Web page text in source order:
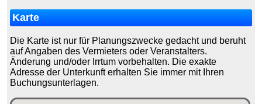
Karte
Die Karte ist nur für Planungszwecke gedacht und beruht
auf Angaben des Vermieters oder Veranstalters.
Änderung und/oder Irrtum vorbehalten. Die exakte
Adresse der Unterkunft erhalten Sie immer mit Ihren
Buchungsunterlagen.